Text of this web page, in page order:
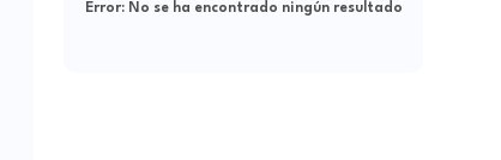
Error:No se ha encontrado ningún resultado